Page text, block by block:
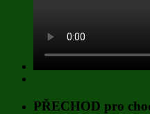
PŘECHOD pro